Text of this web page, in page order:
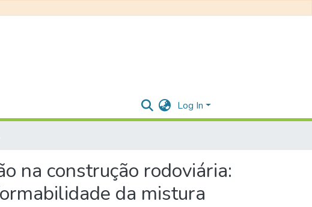
Log In
na construção rodoviária:
da mistura